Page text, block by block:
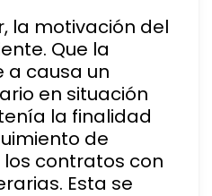
la motivación del
Que la
a causa un
en situación
la finalidad
de
contratos con
Esta se